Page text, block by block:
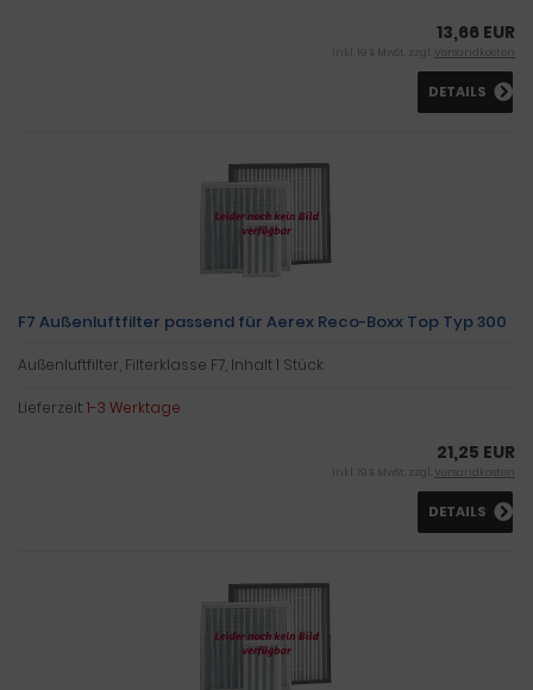
13,66 EUR
inkl. 19 % MwSt. zzgl. Versandkosten
DETAILS
F7 Außenluftfilter passend für Aerex Reco-Boxx Top Typ 300
Außenluftfilter, Filterklasse F7, Inhalt 1 Stück
Lieferzeit:1-3 Werktage
21,25 EUR
inkl. 19 % MwSt. zzgl. Versandkosten
DETAILS